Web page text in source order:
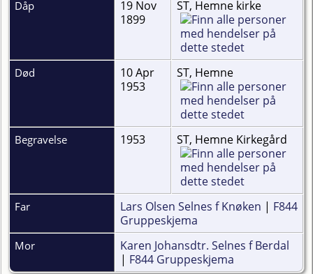
Dåp
19 Nov
1899
ST, Hemne kirke
Død
10 Apr
1953
ST, Hemne
Begravelse 1953 ST, Hemne Kirkegård
Far Lars Olsen Selnes f Knøken | F844
Gruppeskjema
Mor
Karen Johansdtr. Selnes f Berdal
| F844 Gruppeskjema